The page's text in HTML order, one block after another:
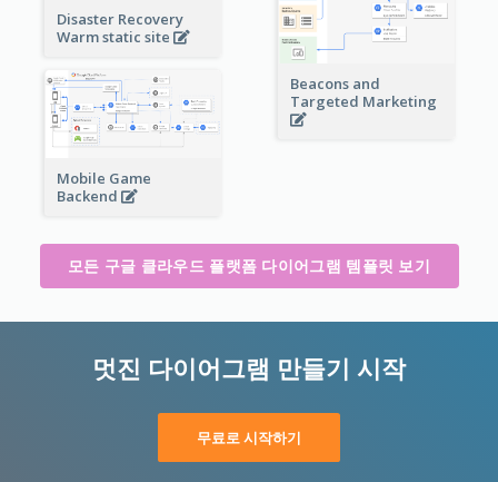
Disaster Recovery
Warm static site
Beacons and
Targeted Marketing
Mobile Game
Backend
모든 구글 클라우드 플랫폼 다이어그램 템플릿 보기
멋진 다이어그램 만들기 시작
무료로 시작하기